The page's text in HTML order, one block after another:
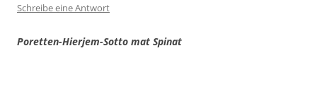
Schreibe eine Antwort
Poretten-Hierjem-Sotto mat Spinat